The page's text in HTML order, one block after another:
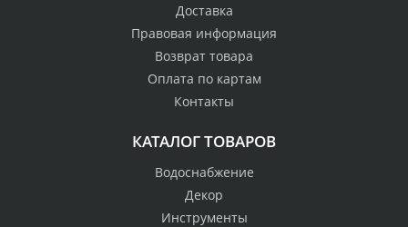
Доставка
Правовая информация
Возврат товара
Оплата по картам
Контакты
КАТАЛОГ ТОВАРОВ
Водоснабжение
Декор
Инструменты